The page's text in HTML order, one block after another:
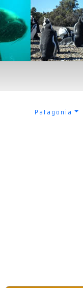
Patagonia